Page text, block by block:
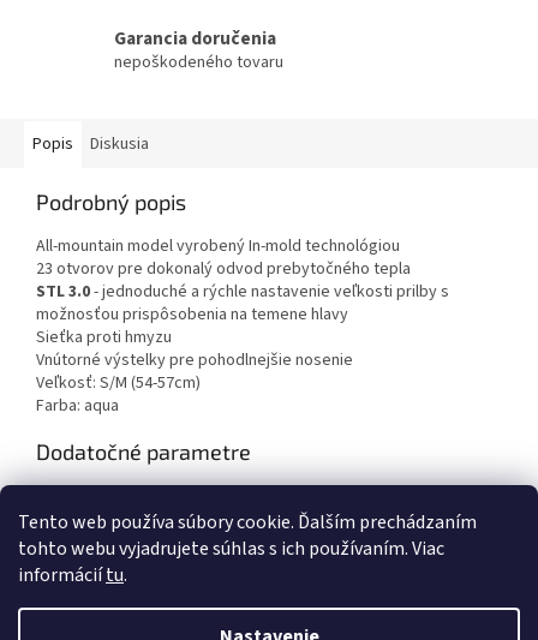
Tento web používa súbory cookie. Ďalším prechádzaním
tohto webu vyjadrujete súhlas s ich používaním. Viac
informáciítu.
Garancia doručenia
nepoškodeného tovaru
Popis Diskusia
Podrobný popis
All-mountain model vyrobený In-mold technológiou
23 otvorov pre dokonalý odvod prebytočného tepla
STL 3.0- jednoduché a rýchle nastavenie veľkosti prilby s
možnosťou prispôsobenia na temene hlavy
Sieťka proti hmyzu
Vnútorné výstelky pre pohodlnejšie nosenie
Veľkosť: S/M (54-57cm)
Farba: aqua
Dodatočné parametre
Záruka: 2 roky